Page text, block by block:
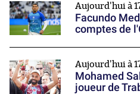
Aujourd'hui à
Facundo
comptes de
Aujourd'hui à
Mohamed
joueur de